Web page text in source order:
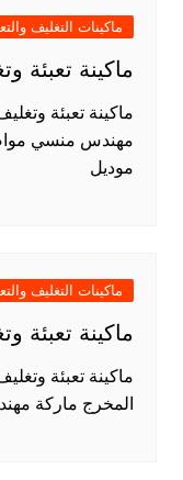
ماكينات التغليف
ماكينة تعبئة
مهندس منسي
موديل
ماكينات التغليف
ماكينة تعبئة
المخرج ماركة